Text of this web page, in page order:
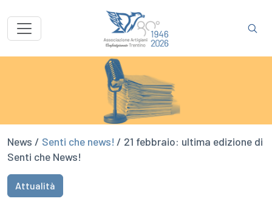
News / Senti che news! / 21 febbraio: ultima edizione di
Senti che News!
Attualità